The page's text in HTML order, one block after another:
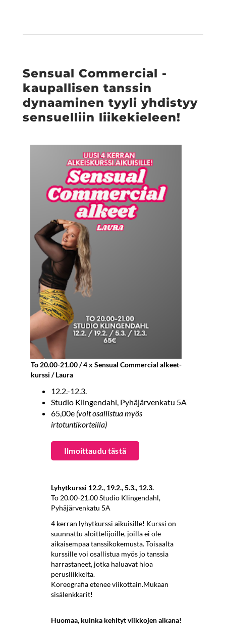
Sensual Commercial -
kaupallisen tanssin
dynaaminen tyyli yhdistyy
sensuelliin liikekieleen!
To 20.00-21.00 / 4 x Sensual Commercial alkeet-
kurssi / Laura
12.2.-12.3.
Studio Klingendahl, Pyhäjärvenkatu 5A
65,00e (voit osallistua myös
irtotuntikorteilla)
​​​​​​​Ilmoittaudu tästä
Lyhytkurssi 12.2., 19.2., 5.3., 12.3.
To 20.00-21.00 Studio Klingendahl,
Pyhäjärvenkatu 5A
4 kerran lyhytkurssi aikuisille! Kurssi on
suunnattu aloittelijoille, joilla ei ole
aikaisempaa tanssikokemusta. Toisaalta
kurssille voi osallistua myös jo tanssia
harrastaneet, jotka haluavat hioa
perusliikkeitä.
Koreografia etenee viikottain.Mukaan
sisälenkkarit!
Huomaa, kuinka kehityt viikkojen aikana!